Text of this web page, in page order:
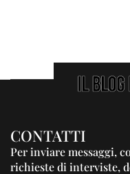
CONTATTI
Per inviare messaggi,
richieste di interviste,